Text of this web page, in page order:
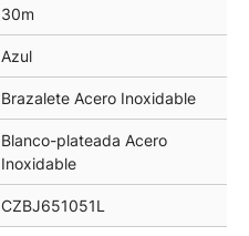
30m
Azul
Brazalete Acero Inoxidable
Blanco-plateada Acero
Inoxidable
CZBJ651051L